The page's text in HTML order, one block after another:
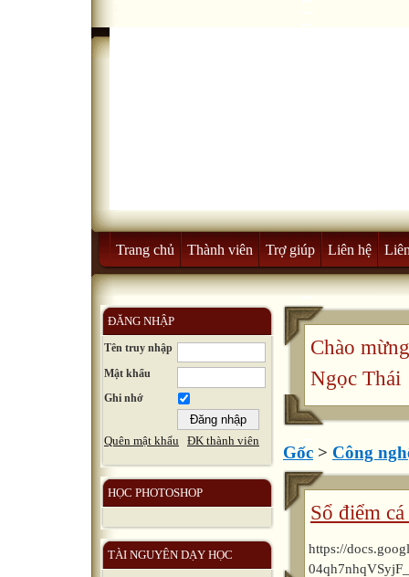
Trang chủ Thành viên Trợ giúp Liên hệ
ĐĂNG NHẬP
Tên truy nhập
Mật khẩu
Ghi nhớ
Quên mật khẩu ĐK thành viên
HỌC PHOTOSHOP
TÀI NGUYÊN DẠY HỌC
Chào
Ngọc Thái
Gốc > Công
Sổ điểm
https://